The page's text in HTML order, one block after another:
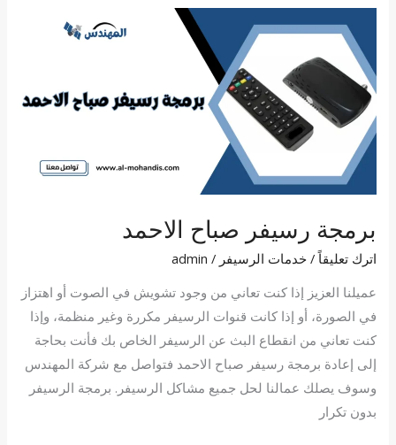
برمجة رسيفر صباح الاحمد
اترك تعليقاً /خدمات الرسيفر /
admin
عميلنا العزيز إذا كنت تعاني من وجود تشويش في الصوت أو اهتزاز
في الصورة، أو إذا كانت قنوات الرسيفر مكررة وغير منظمة، وإذا
كنت تعاني من انقطاع البث عن الرسيفر الخاص بك فأنت بحاجة
إلى إعادة برمجة رسيفر صباح الاحمد فتواصل مع شركة المهندس
وسوف يصلك عمالنا لحل جميع مشاكل الرسيفر. برمجة الرسيفر
بدون تكرار
رسيفر
صباح
الاحمد